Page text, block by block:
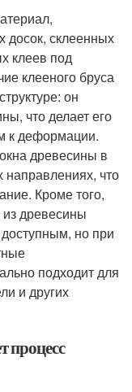
досок, склеенных
клеев под
клееного бруса
он
что делает его
к деформации.
древесины в
что
Кроме того,
из древесины
но при
подходит для
и других
процесс